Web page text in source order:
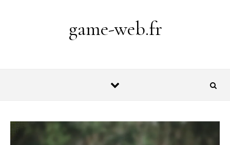
game-web.fr